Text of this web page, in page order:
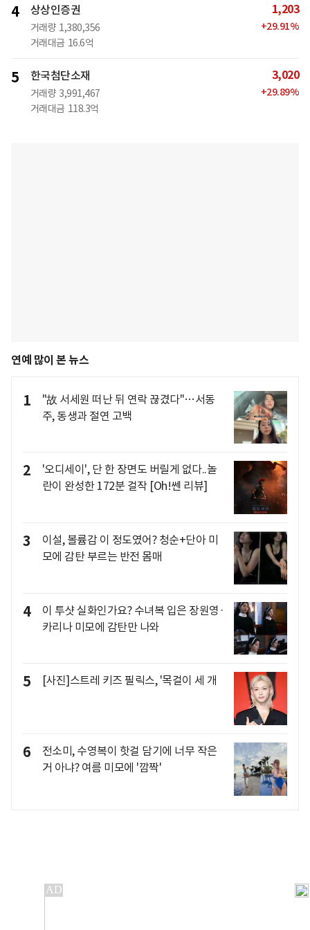
4 상상인증권
거래량 1,380,356
거래대금 16.6억
1,203
+29.91%
5 한국첨단소재
거래량 3,991,467
거래대금 118.3억
3,020
+29.89%
연예 많이 본 뉴스
1
"故 서세원 떠난 뒤 연락 끊겼다"…서동
주, 동생과 절연 고백
2
'오디세이', 단 한 장면도 버릴게 없다..놀
란이 완성한 172분 걸작 [Oh!쎈 리뷰]
3
이설, 볼륨감 이 정도였어? 청순+단아 미
모에 감탄 부르는 반전 몸매
4
이 투샷 실화인가요? 수녀복 입은 장원영·
카리나 미모에 감탄만 나와
5 [사진]스트레 키즈 필릭스, '목걸이 세 개
6
전소미, 수영복이 핫걸 담기에 너무 작은
거 아냐? 여름 미모에 '깜짝'